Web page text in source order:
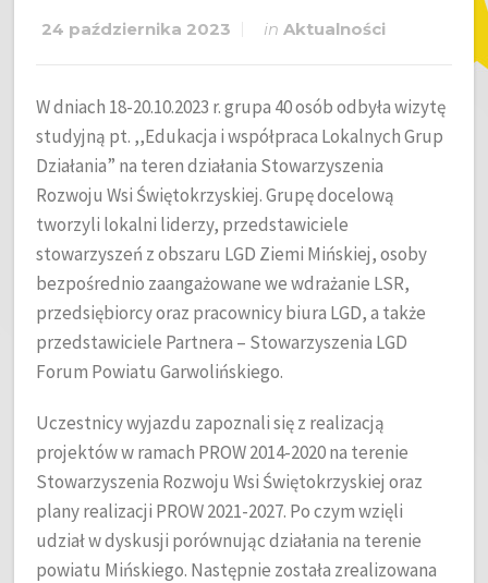
24 października 2023 inAktualności
W dniach 18-20.10.2023 r. grupa 40 osób odbyła wizytę
studyjną pt. ,,Edukacja i współpraca Lokalnych Grup
Działania” na teren działania Stowarzyszenia
Rozwoju Wsi Świętokrzyskiej. Grupę docelową
tworzyli lokalni liderzy, przedstawiciele
stowarzyszeń z obszaru LGD Ziemi Mińskiej, osoby
bezpośrednio zaangażowane we wdrażanie LSR,
przedsiębiorcy oraz pracownicy biura LGD, a także
przedstawiciele Partnera – Stowarzyszenia LGD
Forum Powiatu Garwolińskiego.
Uczestnicy wyjazdu zapoznali się z realizacją
projektów w ramach PROW 2014-2020 na terenie
Stowarzyszenia Rozwoju Wsi Świętokrzyskiej oraz
plany realizacji PROW 2021-2027. Po czym wzięli
udział w dyskusji porównując działania na terenie
powiatu Mińskiego. Następnie została zrealizowana